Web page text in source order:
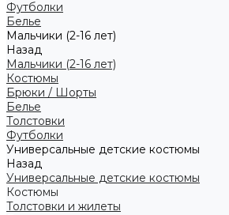
Футболки
Белье
Мальчики (2-16 лет)
Назад
Мальчики (2-16 лет)
Костюмы
Брюки / Шорты
Белье
Толстовки
Футболки
Универсальные детские костюмы
Назад
Универсальные детские костюмы
Костюмы
Толстовки и жилеты